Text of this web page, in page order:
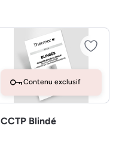
Contenu exclusif
CCTP Blindé